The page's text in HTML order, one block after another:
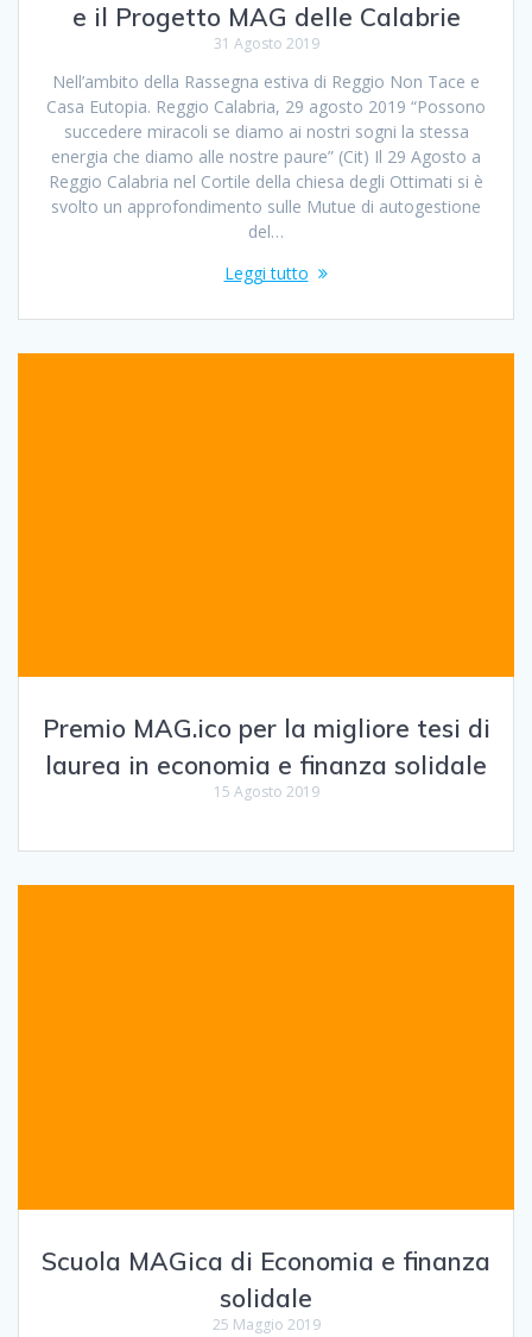
e il Progetto MAG delle Calabrie
31 Agosto 2019
Nell’ambito della Rassegna estiva di Reggio Non Tace e
Casa Eutopia. Reggio Calabria, 29 agosto 2019 “Possono
succedere miracoli se diamo ai nostri sogni la stessa
energia che diamo alle nostre paure” (Cit) Il 29 Agosto a
Reggio Calabria nel Cortile della chiesa degli Ottimati si è
svolto un approfondimento sulle Mutue di autogestione
del…
Leggi tutto
Premio MAG.ico per la migliore tesi di
laurea in economia e finanza solidale
15 Agosto 2019
Scuola MAGica di Economia e finanza
solidale
25 Maggio 2019